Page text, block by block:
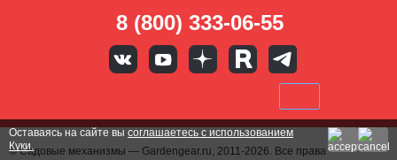
8 (800) 333-06-55
© Садовые механизмы — Gardengear.ru, 2011-2026. Все права
Оставаясь на сайте вы соглашаетесь с использованием
Куки.